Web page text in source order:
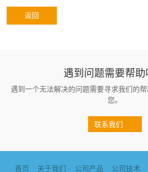
返回
遇到问题需要帮助
遇到一个无法解决的问题需要寻求我们的
您。
联系我们
首页 关于我们 公司产品 公司技术